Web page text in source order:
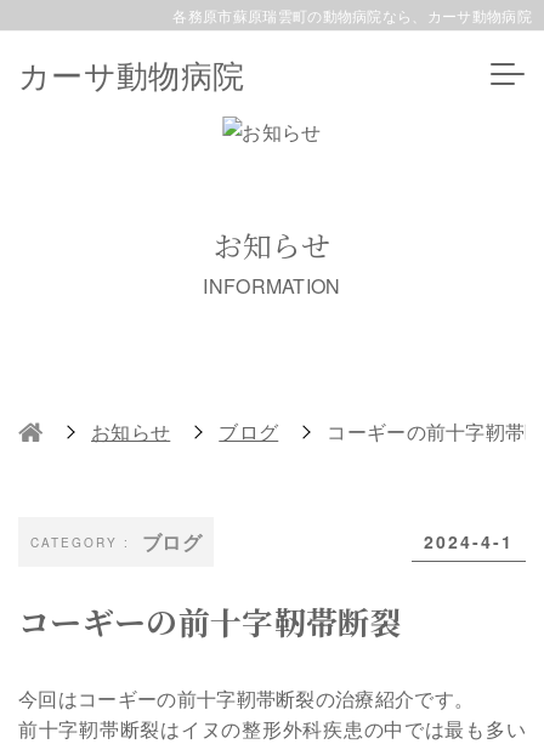
各務原市蘇原瑞雲町の動物病院なら、カーサ動物病院
カーサ動物病院
お知らせ
INFORMATION
お知らせ ブログ コーギーの前十字靭帯
ブログ 2024-4-1
コーギーの前十字靭帯断裂
今回はコーギーの前十字靭帯断裂の治療紹介です。
前十字靭帯断裂はイヌの整形外科疾患の中では最も多い